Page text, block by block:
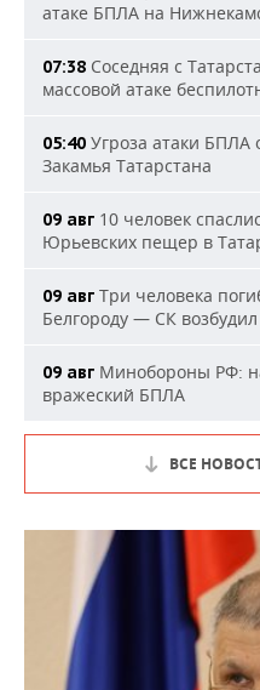
атаке БПЛА на
07:38 Соседняя с
массовой атаке
05:40 Угроза атаки БПЛА
Закамья Татарстана
09 авг 10 человек
Юрьевских пещер в
09 авг Три человека
Белгороду — СК
09 авг Минобороны РФ:
вражеский БПЛА
ВСЕ